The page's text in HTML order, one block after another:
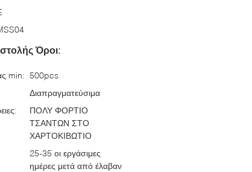
Όροι:
min: 500pcs
Διαπραγματεύσιμα
ΠΟΛΥ ΦΟΡΤΙΟ
ΤΣΑΝΤΩΝ ΣΤΟ
ΧΑΡΤΟΚΙΒΩΤΙΟ
25-35 οι εργάσιμες
ημέρες μετά από έλαβαν